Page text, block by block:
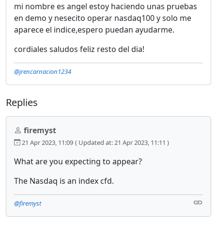
mi nombre es angel estoy haciendo unas pruebas
en demo y nesecito operar nasdaq100 y solo me
aparece el indice,espero puedan ayudarme.
cordiales saludos feliz resto del dia!
@jrencarnacion1234
Replies
firemyst
21 Apr 2023, 11:09 ( Updated at: 21 Apr 2023, 11:11 )
What are you expecting to appear?
The Nasdaq is an index cfd.
@firemyst